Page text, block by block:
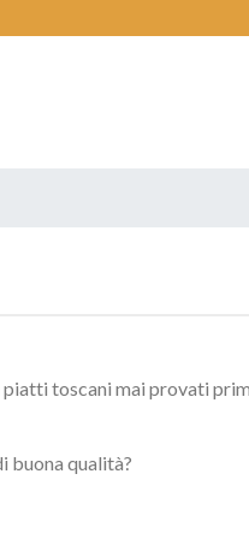
toscani mai provati
buona qualità?